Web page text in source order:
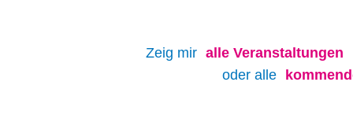
Zeig mir alle Veranstaltungen
oder alle